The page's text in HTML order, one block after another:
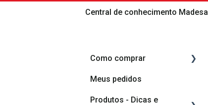
Central de conhecimento Madesa
Como comprar
Como comprar
Como planejar o meu
Meus pedidos
Produtos - Dicas e